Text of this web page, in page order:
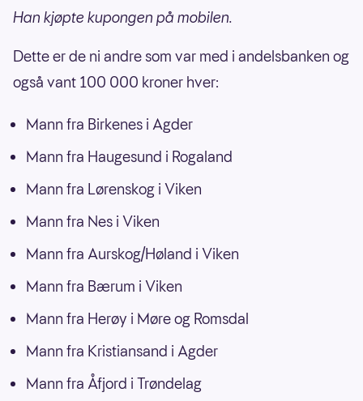
Han kjøpte kupongen på mobilen.
Dette er de ni andre som var med i andelsbanken og
også vant 100 000 kroner hver:
Mann fra Birkenes i Agder
Mann fra Haugesund i Rogaland
Mann fra Lørenskog i Viken
Mann fra Nes i Viken
Mann fra Aurskog/Høland i Viken
Mann fra Bærum i Viken
Mann fra Herøy i Møre og Romsdal
Mann fra Kristiansand i Agder
Mann fra Åfjord i Trøndelag